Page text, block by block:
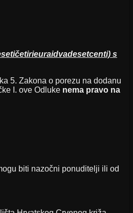
s
5. Zakona o porezu na dodanu
I. ove Odluke nema pravo na
biti nazočni ponuditelji ili od